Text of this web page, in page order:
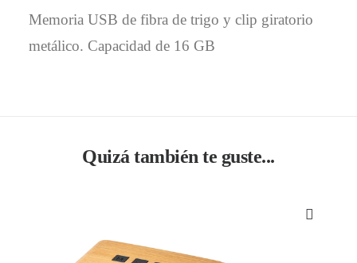
Memoria USB de fibra de trigo y clip giratorio
metálico. Capacidad de 16 GB
Quizá también te guste...